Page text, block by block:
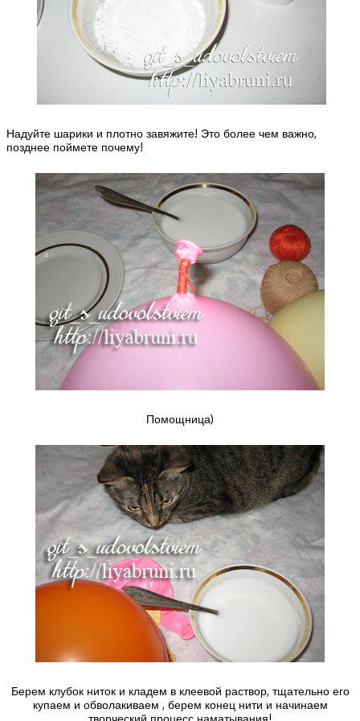
Надуйте шарики и плотно завяжите! Это более чем важно,
позднее поймете почему!
Помощница)
Берем клубок ниток и кладем в клеевой раствор, тщательно его
купаем и обволакиваем , берем конец нити и начинаем